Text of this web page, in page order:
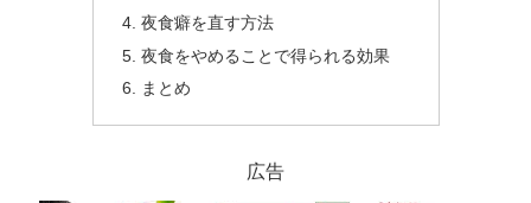
夜食癖を直す方法
夜食をやめることで得られる効果
まとめ
広告